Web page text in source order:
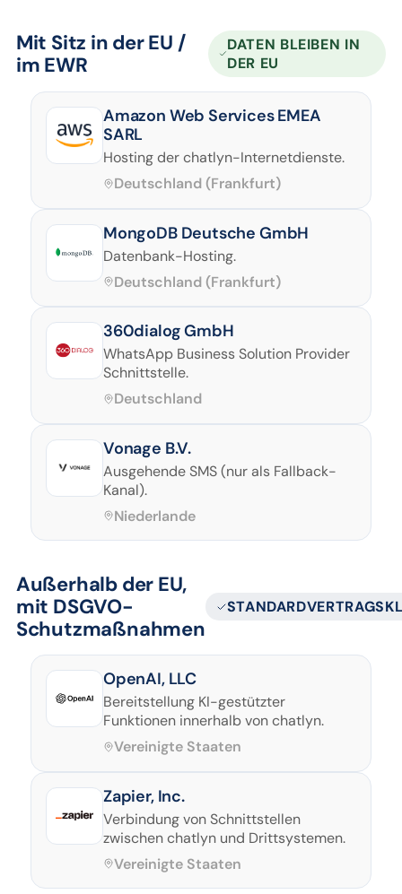
Mit Sitz in der EU /
im EWR
DATEN BLEIBEN IN
DER EU
Amazon Web Services EMEA
SARL
Hosting der chatlyn-Internetdienste.
Deutschland (Frankfurt)
MongoDB Deutsche GmbH
Datenbank-Hosting.
Deutschland (Frankfurt)
360dialog GmbH
WhatsApp Business Solution Provider
Schnittstelle.
Deutschland
Vonage B.V.
Ausgehende SMS (nur als Fallback-
Kanal).
Niederlande
Außerhalb der EU,
mit DSGVO-
Schutzmaßnahmen
OpenAI, LLC
Bereitstellung KI-gestützter
Funktionen innerhalb von chatlyn.
Vereinigte Staaten
Zapier, Inc.
Verbindung von Schnittstellen
zwischen chatlyn und Drittsystemen.
Vereinigte Staaten